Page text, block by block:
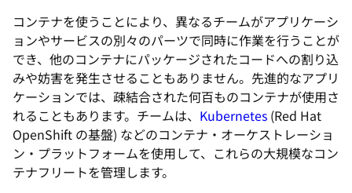
コンテナを使うことにより、異なるチームがアプリケーシ
ョンやサービスの別々のパーツで同時に作業を行うことが
でき、他のコンテナにパッケージされたコードへの割り込
みや妨害を発生させることもありません。先進的なアプリ
ケーションでは、疎結合された何百ものコンテナが使用さ
れることもあります。チームは、 Kubernetes (Red Hat
OpenShift の基盤) などのコンテナ・オーケストレーショ
ン・プラットフォームを使用して、これらの大規模なコン
テナフリートを管理します。